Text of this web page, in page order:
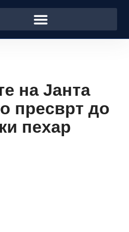
на Јанта
пресврт до
пехар